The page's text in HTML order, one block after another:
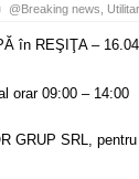
@Breaking news,
în REŞIŢA –
orar 09:00 – 14:00
GRUP SRL,